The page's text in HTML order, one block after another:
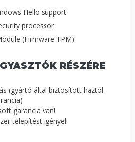
Hello support
processor
(Firmware TPM)
RÉSZÉRE
(gyártó által biztosított háztól-
garancia van!
telepítést igényel!